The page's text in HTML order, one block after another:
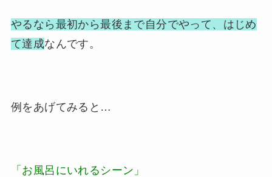
やるなら最初から最後まで自分でやって、はじめ
て達成なんです。
例をあげてみると…
「お風呂にいれるシーン」